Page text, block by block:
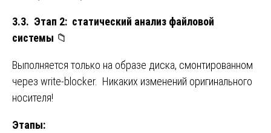
3.3. Этап 2: статический анализ файловой
системы 📁
Выполняется только на образе диска, смонтированном
через write-blocker. Никаких изменений оригинального
носителя!
Этапы: